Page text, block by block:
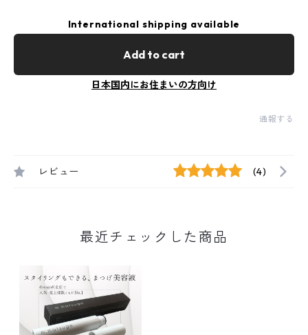
International shipping available
Add to cart
日本国内にお住まいの方向け
通報する
レビュー (4)
最近チェックした商品